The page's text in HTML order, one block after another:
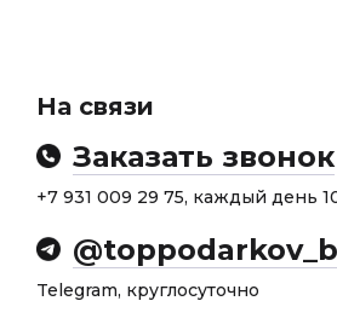
На связи
Заказать звонок
+7 931 009 29 75, каждый день
Telegram, круглосуточно